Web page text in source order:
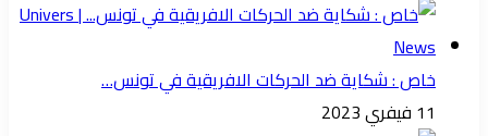
خاص : شكاية ضد الحركات الافريقية في تونس…
11 فيفري 2023